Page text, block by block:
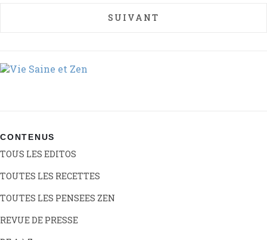
ARTICLE SUIVANT :
SUIVANT
CONTENUS
TOUS LES EDITOS
TOUTES LES RECETTES
TOUTES LES PENSEES ZEN
REVUE DE PRESSE